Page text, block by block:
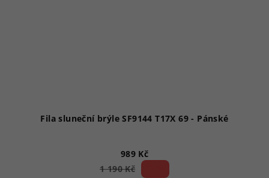
Fila sluneční brýle SF9144 T17X 69 - Pánské
989 Kč
1 190 Kč